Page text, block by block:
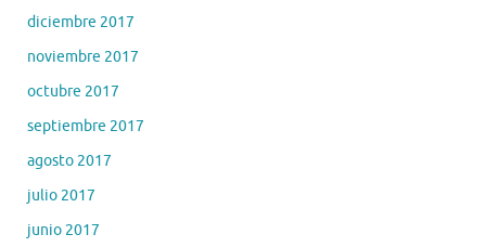
diciembre 2017
noviembre 2017
octubre 2017
septiembre 2017
agosto 2017
julio 2017
junio 2017